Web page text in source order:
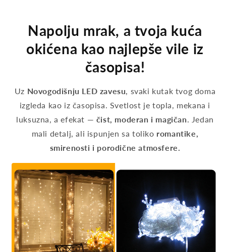
Napolju mrak, a tvoja kuća
okićena kao najlepše vile iz
časopisa!
Uz Novogodišnju LED zavesu, svaki kutak tvog doma
izgleda kao iz časopisa. Svetlost je topla, mekana i
luksuzna, a efekat — čist, moderan i magičan. Jedan
mali detalj, ali ispunjen sa toliko romantike,
smirenosti i porodične atmosfere.